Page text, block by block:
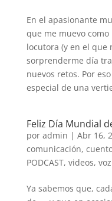
En el apasionante
que me muevo
locutora (y en el que
sorprenderme día
nuevos retos. Por
especial de una
Feliz Día Mundial
por admin | Abr 16,
comunicación,
PODCAST, videos,
Ya sabemos que,